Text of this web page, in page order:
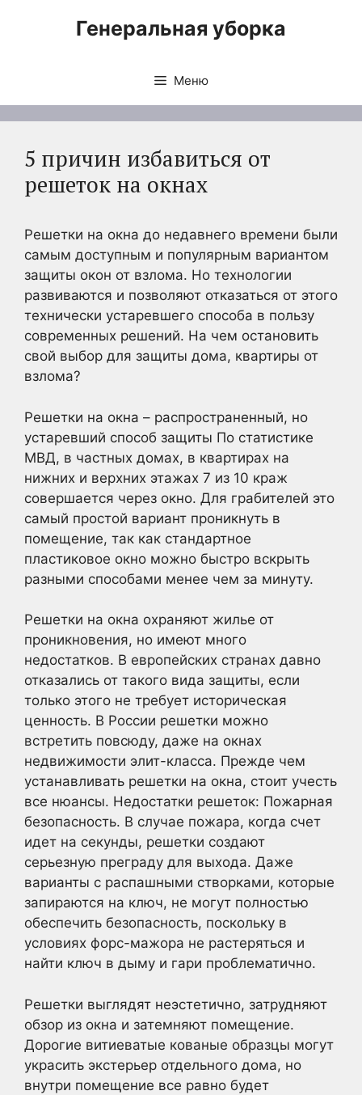
Генеральная уборка
Меню
5 причин избавиться от
решеток на окнах
Решетки на окна до недавнего времени были
самым доступным и популярным вариантом
защиты окон от взлома. Но технологии
развиваются и позволяют отказаться от этого
технически устаревшего способа в пользу
современных решений. На чем остановить
свой выбор для защиты дома, квартиры от
взлома?
Решетки на окна – распространенный, но
устаревший способ защиты По статистике
МВД, в частных домах, в квартирах на
нижних и верхних этажах 7 из 10 краж
совершается через окно. Для грабителей это
самый простой вариант проникнуть в
помещение, так как стандартное
пластиковое окно можно быстро вскрыть
разными способами менее чем за минуту.
Решетки на окна охраняют жилье от
проникновения, но имеют много
недостатков. В европейских странах давно
отказались от такого вида защиты, если
только этого не требует историческая
ценность. В России решетки можно
встретить повсюду, даже на окнах
недвижимости элит-класса. Прежде чем
устанавливать решетки на окна, стоит учесть
все нюансы. Недостатки решеток: Пожарная
безопасность. В случае пожара, когда счет
идет на секунды, решетки создают
серьезную преграду для выхода. Даже
варианты с распашными створками, которые
запираются на ключ, не могут полностью
обеспечить безопасность, поскольку в
условиях форс-мажора не растеряться и
найти ключ в дыму и гари проблематично.
Решетки выглядят неэстетично, затрудняют
обзор из окна и затемняют помещение.
Дорогие витиеватые кованые образцы могут
украсить экстерьер отдельного дома, но
внутри помещение все равно будет